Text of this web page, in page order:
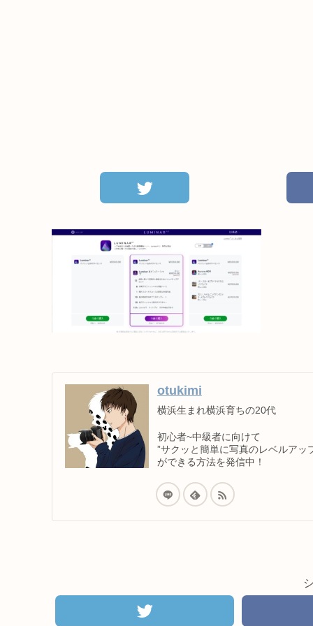
otukimi
横浜生まれ横浜育ちの20代
初心者~中級者に向けて
”サクッと簡単に写真のレベルアッ
ができる方法を発信中！